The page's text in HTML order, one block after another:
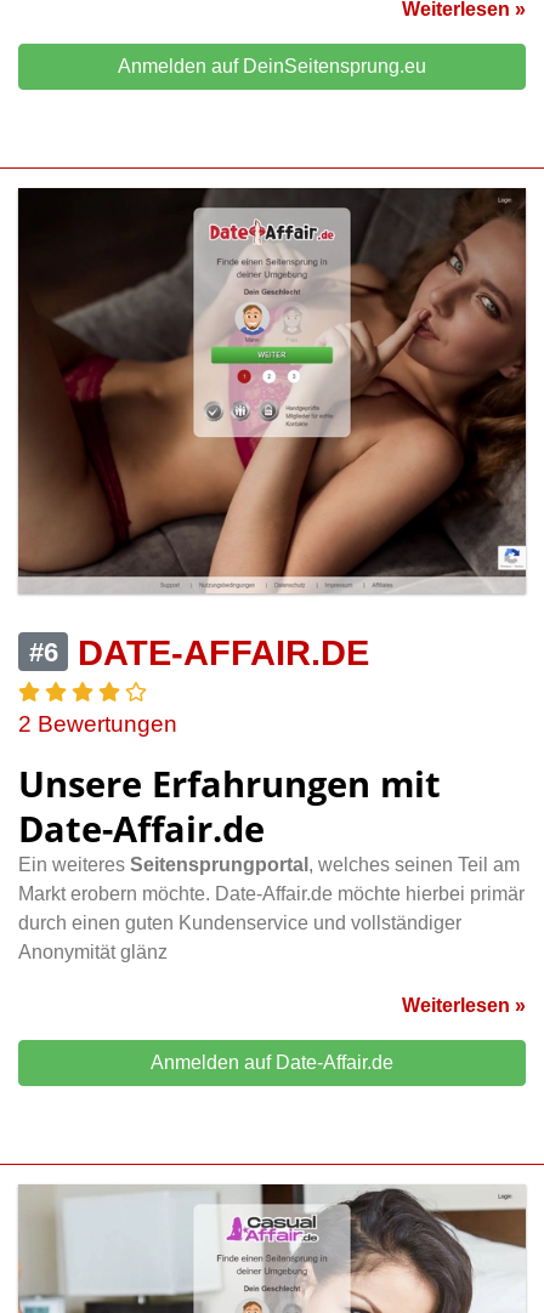
Weiterlesen »
Anmelden auf DeinSeitensprung.eu
#6 DATE-AFFAIR.DE
2 Bewertungen
Unsere Erfahrungen mit
Date-Affair.de
Ein weiteres Seitensprungportal , welches seinen Teil am
Markt erobern möchte. Date-Affair.de möchte hierbei primär
durch einen guten Kundenservice und vollständiger
Anonymität glänz
Weiterlesen »
Anmelden auf Date-Affair.de